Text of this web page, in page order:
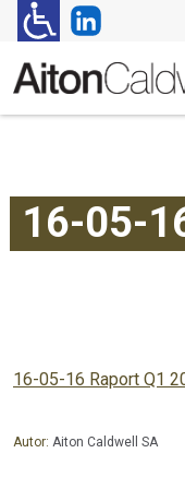
16-05-
16-05-16 Raport Q1
Autor: Aiton Caldwell SA